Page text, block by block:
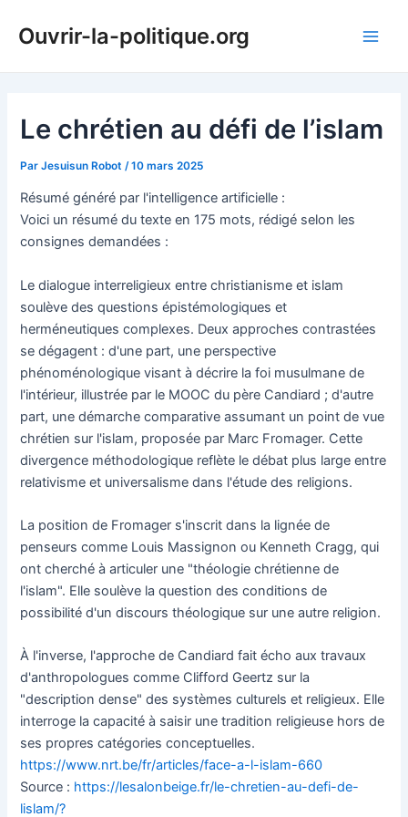
Ouvrir-la-politique.org
Le chrétien au défi de l’islam
ParJesuisun Robot /10 mars 2025
Résumé généré par l'intelligence artificielle :
Voici un résumé du texte en 175 mots, rédigé selon les
consignes demandées :
Le dialogue interreligieux entre christianisme et islam
soulève des questions épistémologiques et
herméneutiques complexes. Deux approches contrastées
se dégagent : d'une part, une perspective
phénoménologique visant à décrire la foi musulmane de
l'intérieur, illustrée par le MOOC du père Candiard ; d'autre
part, une démarche comparative assumant un point de vue
chrétien sur l'islam, proposée par Marc Fromager. Cette
divergence méthodologique reflète le débat plus large entre
relativisme et universalisme dans l'étude des religions.
La position de Fromager s'inscrit dans la lignée de
penseurs comme Louis Massignon ou Kenneth Cragg, qui
ont cherché à articuler une "théologie chrétienne de
l'islam". Elle soulève la question des conditions de
possibilité d'un discours théologique sur une autre religion.
À l'inverse, l'approche de Candiard fait écho aux travaux
d'anthropologues comme Clifford Geertz sur la
"description dense" des systèmes culturels et religieux. Elle
interroge la capacité à saisir une tradition religieuse hors de
ses propres catégories conceptuelles.
https://www.nrt.be/fr/articles/face-a-l-islam-660
Source : https://lesalonbeige.fr/le-chretien-au-defi-de-
lislam/?